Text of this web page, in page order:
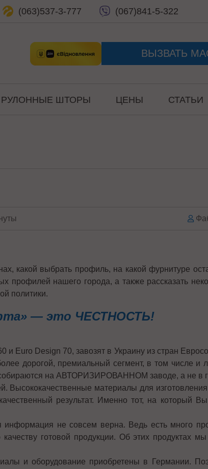
(063)537-3-777 (067)841-5-322
ВЫЗВАТЬ
РУЛОННЫЕ ШТОРЫ ЦЕНЫ СТАТЬИ
какой выбрать профиль, на какой фурнитуре
профилей нашего города, а также рассказать
политики.
— это ЧЕСТНОСТЬ!
Euro Design 70, завозят в Украину из стран
дорогой, премиальный сегмент, в том числе и
собираются на АВТОРИЗИРОВАННОМ заводе, а не в
Высококачественные материалы для
результат. Именно тот, на который Вы
информация не совсем верна. Ведь есть много
готовой продукции. Об этих продуктах
и оборудование приобретены в Германии.